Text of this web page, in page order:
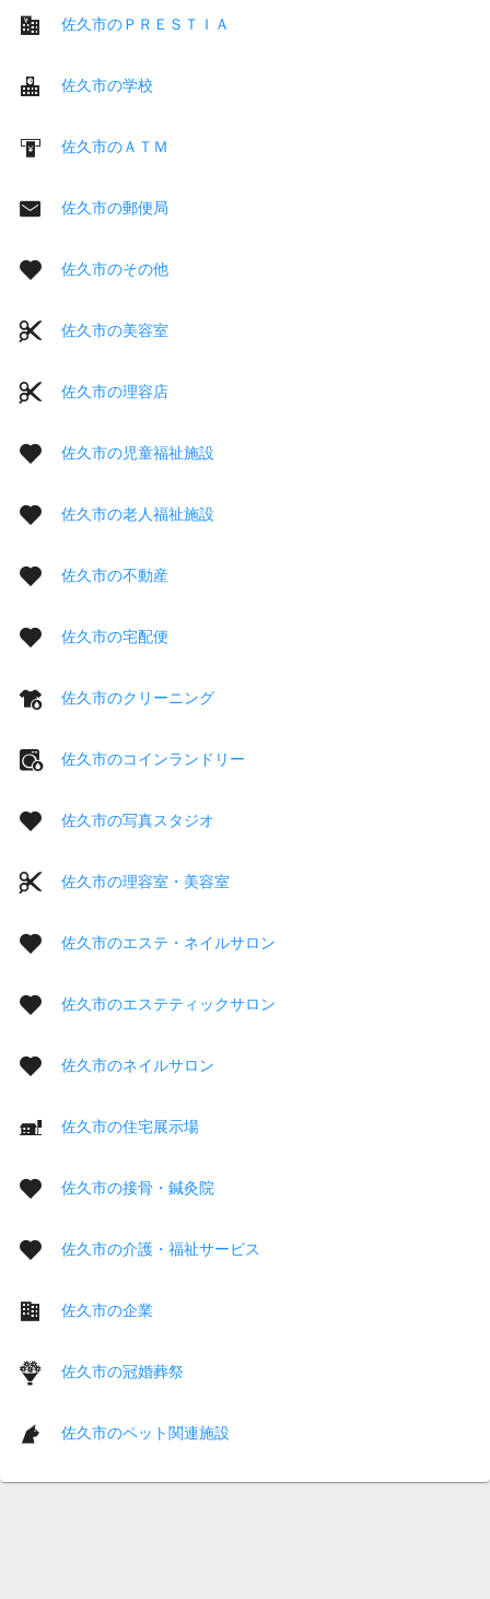
佐久市のＰＲＥＳＴＩＡ
佐久市の学校
佐久市のＡＴＭ
佐久市の郵便局
佐久市のその他
佐久市の美容室
佐久市の理容店
佐久市の児童福祉施設
佐久市の老人福祉施設
佐久市の不動産
佐久市の宅配便
佐久市のクリーニング
佐久市のコインランドリー
佐久市の写真スタジオ
佐久市の理容室・美容室
佐久市のエステ・ネイルサロン
佐久市のエステティックサロン
佐久市のネイルサロン
佐久市の住宅展示場
佐久市の接骨・鍼灸院
佐久市の介護・福祉サービス
佐久市の企業
佐久市の冠婚葬祭
佐久市のペット関連施設